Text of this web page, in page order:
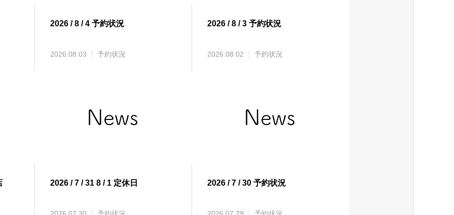
2026 / 8 / 4 予約状況
2026.08.03 予約状況
2026 / 8 / 3 予約状況
2026.08.02 予約状況
2026 / 7 / 31 8 / 1 定休日
2026.07.30 予約状況
2026 / 7 / 30 予約状況
2026.07.29 予約状況